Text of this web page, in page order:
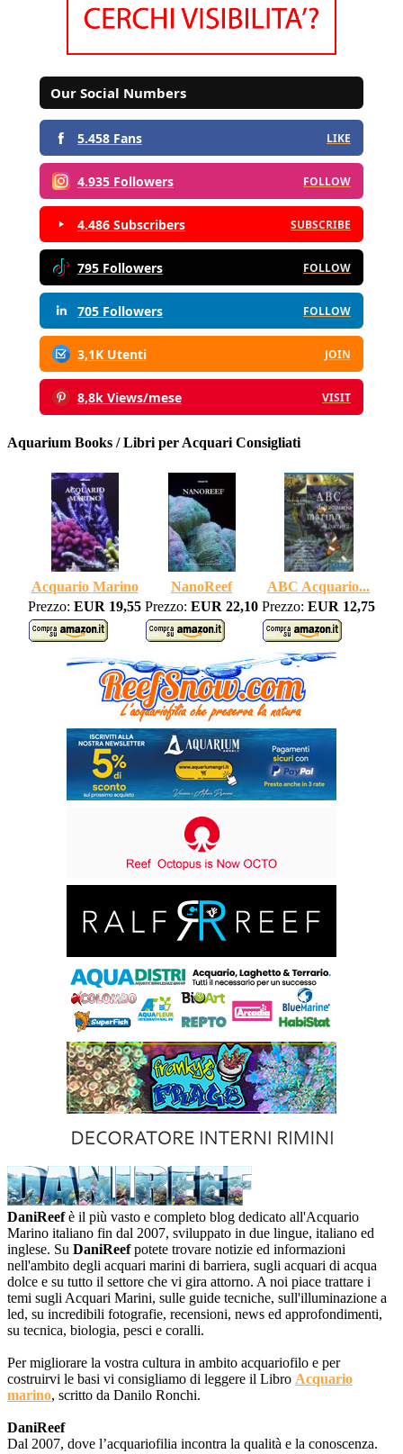
Our Social Numbers
5.458 Fans LIKE
4.935 Followers FOLLOW
4.486 Subscribers SUBSCRIBE
795 Followers FOLLOW
705 Followers FOLLOW
3,1K Utenti JOIN
8,8k Views/mese VISIT
Aquarium Books / Libri per Acquari Consigliati
Acquario Marino NanoReef
ABC Acquario...
Prezzo: EUR 19,55 Prezzo: EUR 22,10 Prezzo: EUR 12,75
DaniReefè il più vasto e completo blog dedicato all'Acquario
Marino italiano fin dal 2007, sviluppato in due lingue, italiano ed
inglese. Su DaniReefpotete trovare notizie ed informazioni
nell'ambito degli acquari marini di barriera, sugli acquari di acqua
dolce e su tutto il settore che vi gira attorno. A noi piace trattare i
temi sugli Acquari Marini, sulle guide tecniche, sull'illuminazione a
led, su incredibili fotografie, recensioni, news ed approfondimenti,
su tecnica, biologia, pesci e coralli.
Per migliorare la vostra cultura in ambito acquariofilo e per
costruirvi le basi vi consigliamo di leggere il Libro Acquario
marino, scritto da Danilo Ronchi.
DaniReef
Dal 2007, dove l’acquariofilia incontra la qualità e la conoscenza.